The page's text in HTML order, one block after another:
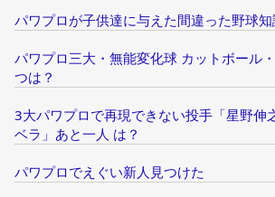
パワプロが子供達に与えた間違った野球
パワプロ三大・無能変化球 カットボール
つは？
3大パワプロで再現できない投手「星野伸
ベラ」あと一人 は？
パワプロでえぐい新人見つけた